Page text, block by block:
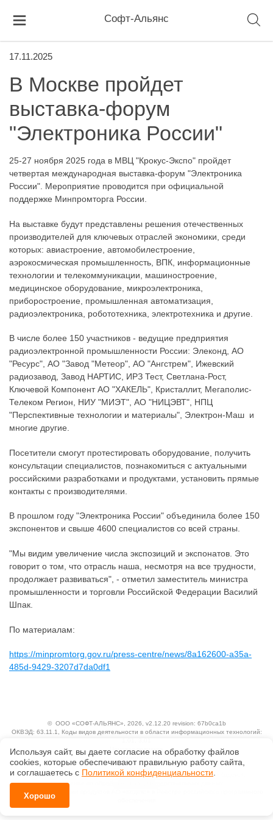
Софт-Альянс
17.11.2025
В Москве пройдет
выставка-форум
"Электроника России"
25-27 ноября 2025 года в МВЦ "Крокус-Экспо" пройдет
четвертая международная выставка-форум "Электроника
России". Мероприятие проводится при официальной
поддержке Минпромторга России.
На выставке будут представлены решения отечественных
производителей для ключевых отраслей экономики, среди
которых: авиастроение, автомобилестроение,
аэрокосмическая промышленность, ВПК, информационные
технологии и телекоммуникации, машиностроение,
медицинское оборудование, микроэлектроника,
приборостроение, промышленная автоматизация,
радиоэлектроника, робототехника, электротехника и другие.
В числе более 150 участников - ведущие предприятия
радиоэлектронной промышленности России: Элеконд, АО
"Ресурс", АО "Завод "Метеор", АО "Ангстрем", Ижевский
радиозавод, Завод НАРТИС, ИРЗ Тест, Светлана-Рост,
Ключевой Компонент АО "ХАКЕЛЬ", Кристаллит, Мегаполис-
Телеком Регион, НИУ "МИЭТ", АО "НИЦЭВТ", НПЦ
"Перспективные технологии и материалы", Электрон-Маш и
многие другие.
Посетители смогут протестировать оборудование, получить
консультации специалистов, познакомиться с актуальными
российскими разработками и продуктами, установить прямые
контакты с производителями.
В прошлом году "Электроника России" объединила более 150
экспонентов и свыше 4600 специалистов со всей страны.
"Мы видим увеличение числа экспозиций и экспонатов. Это
говорит о том, что отрасль наша, несмотря на все трудности,
продолжает развиваться", - отметил заместитель министра
промышленности и торговли Российской Федерации Василий
Шпак.
По материалам:
https://minpromtorg.gov.ru/press-centre/news/8a162600-a35a-
485d-9429-3207d7da0df1
© ООО «СОФТ-АЛЬЯНС» , 2026, v2.12.20 revision: 67b0ca1b
ОКВЭД: 63.11.1, Коды видов деятельности в области информационных технологий:
Исключительные авторские и смежные права принадлежат АО «Кодекс».
Положение по обработке и защите персональных данных
Справка о регистрации продуктов АО «Кодекс» в Реестре российского программного
Используя сайт, вы даете согласие на обработку файлов
сооkiеs, которые обеспечивают правильную работу сайта,
и соглашаетесь с Политикой конфиденциальности
Хорошо